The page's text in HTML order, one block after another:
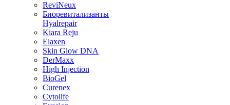
ReviNeux
Биоревитализанты
Hyalrepair
Kiara Reju
Elaxen
Skin Glow DNA
DerMaxx
High Injection
BioGel
Curenex
Cytolife